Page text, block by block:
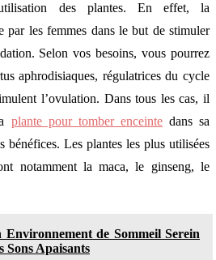
des plantes. En effet, la
par les femmes dans le but de stimuler
Selon vos besoins, vous pourrez
aphrodisiaques, régulatrices du cycle
l’ovulation. Dans tous les cas, il
plante pour tomber enceintedans sa
bénéfices. Les plantes les plus utilisées
notamment la maca, le ginseng, le
Environnement de Sommeil Serein
Sons Apaisants